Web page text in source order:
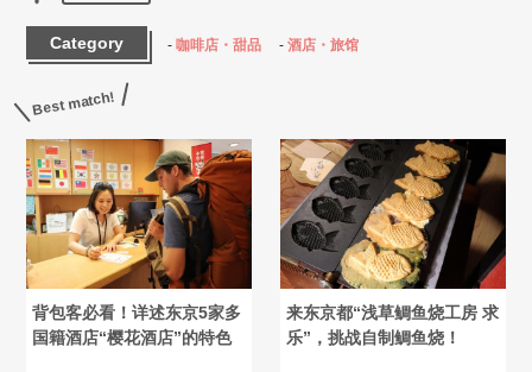
Category 咖啡店・甜品 酒店・旅馆
Best match!
背包客必看！详述东京5家多
国籍酒店“樱花酒店”的特色
来东京都“浅草鲷鱼烧工房 求
乐”，挑战自制鲷鱼烧！